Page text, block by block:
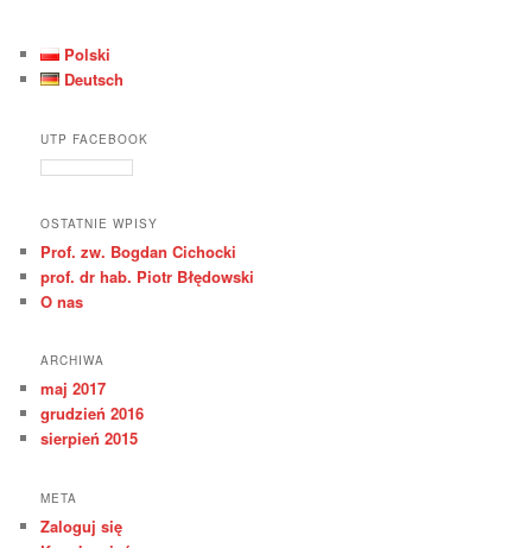
Polski
Deutsch
UTP FACEBOOK
OSTATNIE WPISY
Prof. zw. Bogdan Cichocki
prof. dr hab. Piotr Błędowski
O nas
ARCHIWA
maj 2017
grudzień 2016
sierpień 2015
META
Zaloguj się